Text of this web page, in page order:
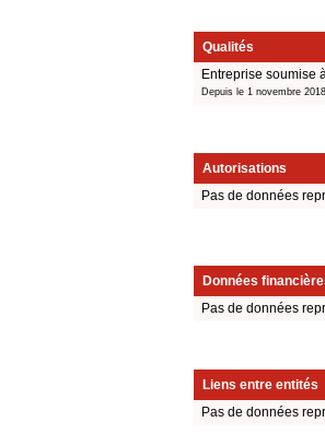
Qualités
Entreprise soumise
Depuis le 1 novembre 2018
Autorisations
Pas de données
Données
Pas de données
Liens entre entités
Pas de données